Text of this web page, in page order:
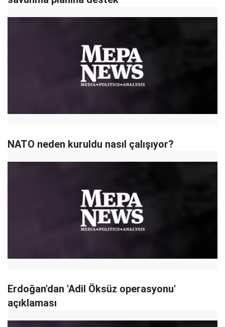
NATO neden kuruldu nasıl çalışıyor?
Erdoğan'dan 'Adil Öksüz operasyonu'
açıklaması